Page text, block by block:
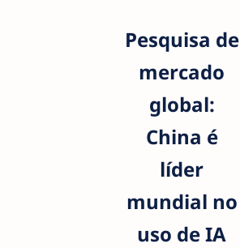
Pesquisa de
mercado
global:
China é
líder
mundial no
uso de IA